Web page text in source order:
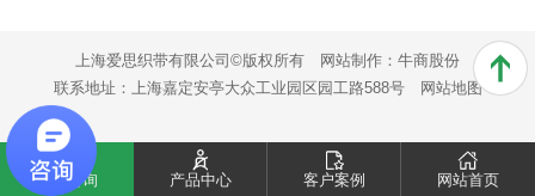
上海爱思织带有限公司©版权所有 网站制作： 牛商股份
联系地址：上海嘉定安亭大众工业园区园工路588号
网站地图
电话咨询 产品中心 客户案例 网站首页